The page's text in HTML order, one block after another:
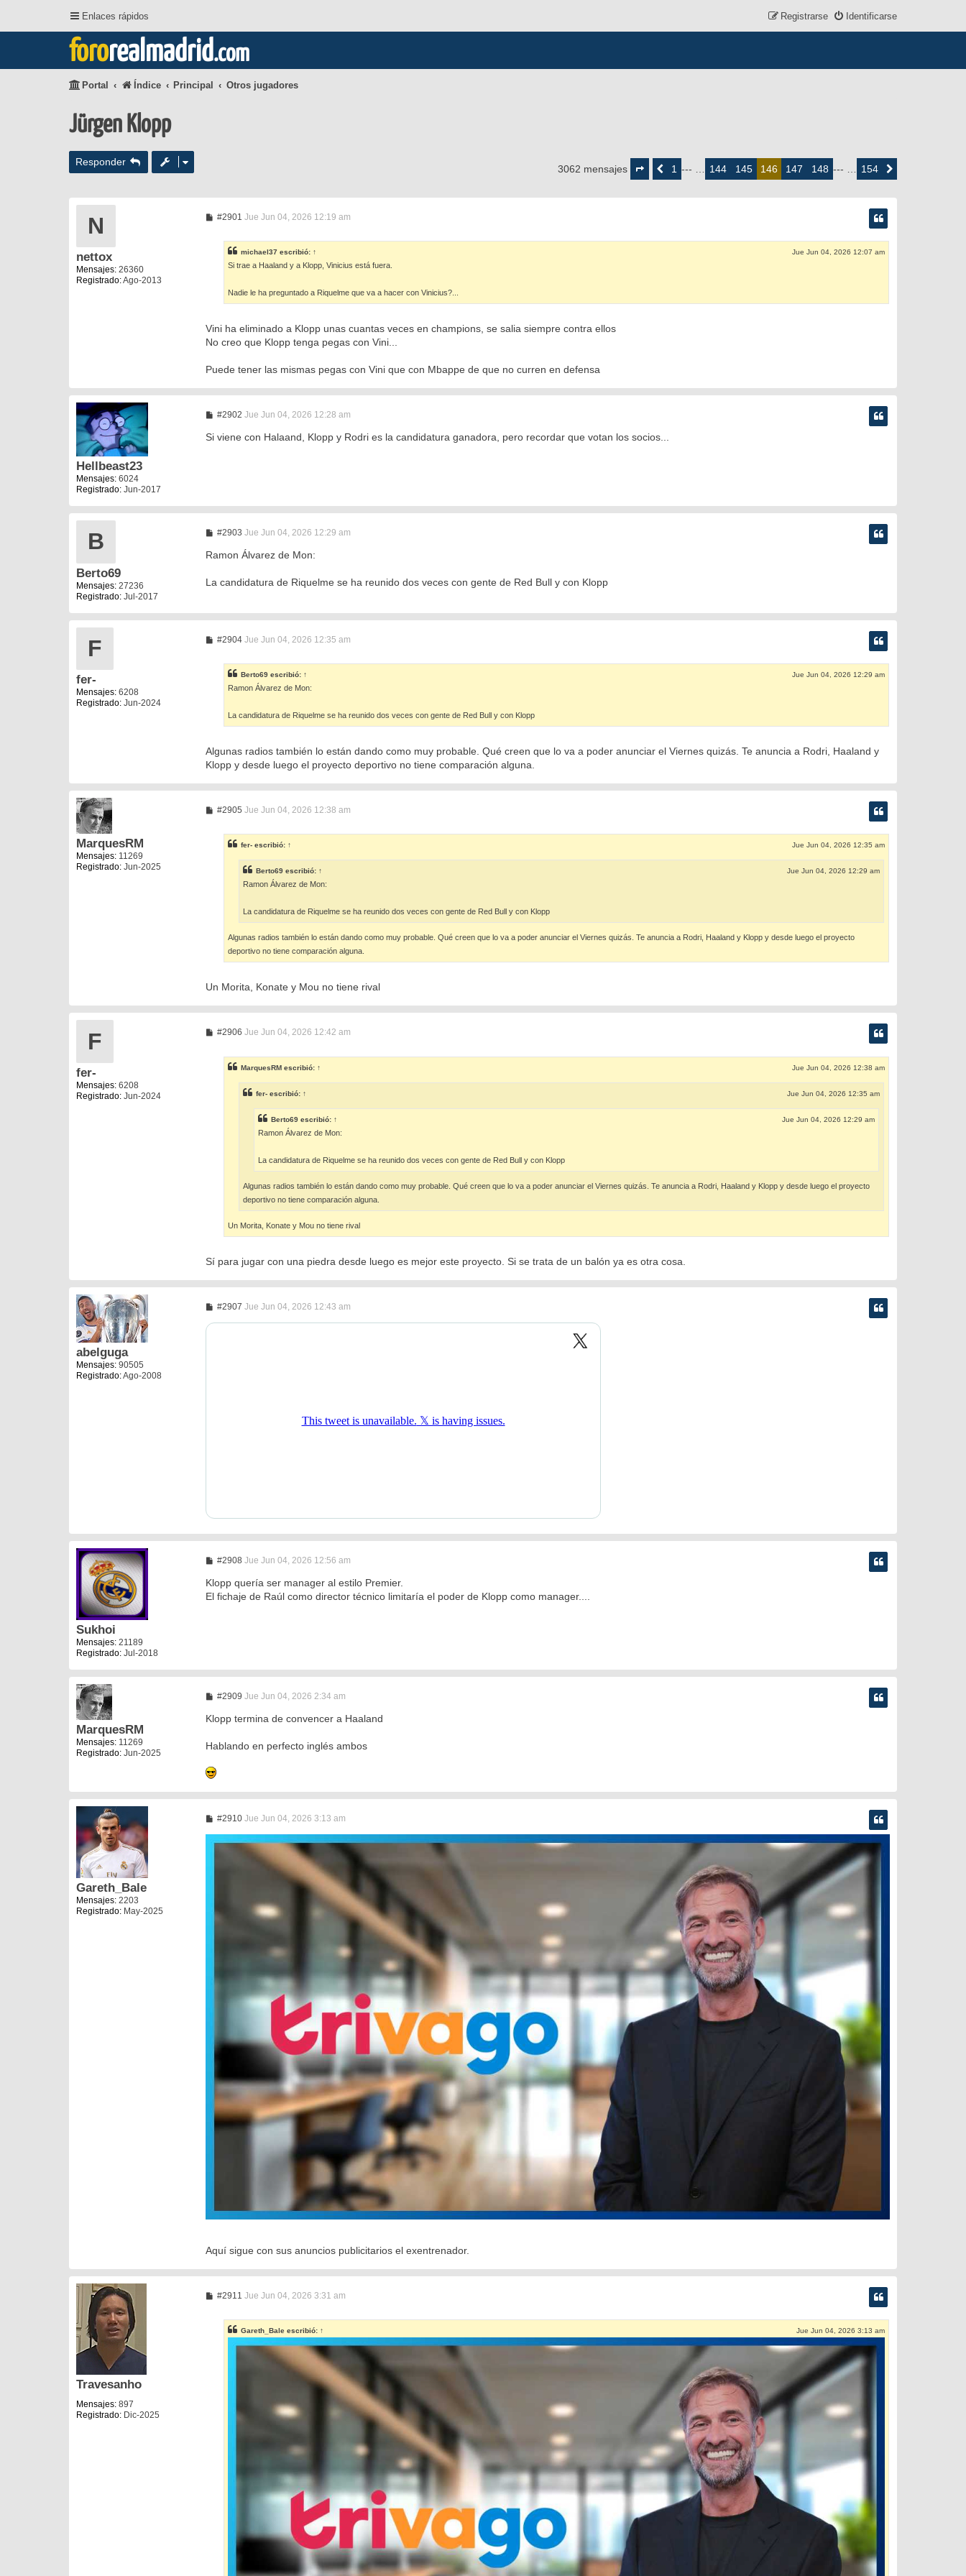
Enlaces rápidos Identificarse
Registrarse
fororealmadrid.com
Portal Índice Principal Otros jugadores
Jürgen Klopp
Responder
3062 mensajes
deAnterior1 --- … 144 145 146 147 148 --- … 154Siguiente
N
nettox
Mensajes: 26360
Registrado:Ago-2013
#2901 M
a
j
Jue Jun 04, 2026 12:19 am
michael37 escribió: ↑ Jue Jun 04, 2026 12:07 am
Si trae a Haaland y a Klopp, Vinicius está fuera.
Nadie le ha preguntado a Riquelme que va a hacer con Vinicius?...
Vini ha eliminado a Klopp unas cuantas veces en champions, se salia siempre contra ellos
No creo que Klopp tenga pegas con Vini...
Puede tener las mismas pegas con Vini que con Mbappe de que no curren en defensa
Hellbeast23
Mensajes: 6024
Registrado: Jun-2017
#2902M
n
Jue Jun 04, 2026 12:28 am
Si viene con Halaand, Klopp y Rodri es la candidatura ganadora, pero recordar que votan los socios...
B
Berto69
Mensajes: 27236
Registrado: Jul-2017
#2903M
n
j
Jue Jun 04, 2026 12:29 am
Ramon Álvarez de Mon:
La candidatura de Riquelme se ha reunido dos veces con gente de Red Bull y con Klopp
F
fer-
Mensajes: 6208
Registrado: Jun-2024
#2904M
a
j
Jue Jun 04, 2026 12:35 am
Berto69 escribió: ↑ Jue Jun 04, 2026 12:29 am
Ramon Álvarez de Mon:
La candidatura de Riquelme se ha reunido dos veces con gente de Red Bull y con Klopp
Algunas radios también lo están dando como muy probable. Qué creen que lo va a poder anunciar el Viernes quizás. Te anuncia a Rodri, Haaland y
Klopp y desde luego el proyecto deportivo no tiene comparación alguna.
MarquesRM
Mensajes: 11269
Registrado: Jun-2025
#2905M
a
j
e
Jue Jun 04, 2026 12:38 am
fer- escribió: ↑ Jue Jun 04, 2026 12:35 am
Berto69 escribió: ↑ Jue Jun 04, 2026 12:29 am
Ramon Álvarez de Mon:
La candidatura de Riquelme se ha reunido dos veces con gente de Red Bull y con Klopp
Algunas radios también lo están dando como muy probable. Qué creen que lo va a poder anunciar el Viernes quizás. Te anuncia a Rodri, Haaland y Klopp y desde luego el proyecto
deportivo no tiene comparación alguna.
Un Morita, Konate y Mou no tiene rival
F
fer-
Mensajes: 6208
Registrado: Jun-2024
#2906M
a
j
e
Jue Jun 04, 2026 12:42 am
MarquesRM escribió: ↑ Jue Jun 04, 2026 12:38 am
fer- escribió: ↑ Jue Jun 04, 2026 12:35 am
Berto69 escribió: ↑ Jue Jun 04, 2026 12:29 am
Ramon Álvarez de Mon:
La candidatura de Riquelme se ha reunido dos veces con gente de Red Bull y con Klopp
Algunas radios también lo están dando como muy probable. Qué creen que lo va a poder anunciar el Viernes quizás. Te anuncia a Rodri, Haaland y Klopp y desde luego el proyecto
deportivo no tiene comparación alguna.
Un Morita, Konate y Mou no tiene rival
Sí para jugar con una piedra desde luego es mejor este proyecto. Si se trata de un balón ya es otra cosa.
abelguga
Mensajes: 90505
Registrado:Ago-2008
#2907M
n
Jue Jun 04, 2026 12:43 am
Sukhoi
Mensajes: 21189
Registrado: Jul-2018
#2908M
n
a
Jue Jun 04, 2026 12:56 am
Klopp quería ser manager al estilo Premier.
El fichaje de Raúl como director técnico limitaría el poder de Klopp como manager....
MarquesRM
Mensajes: 11269
Registrado: Jun-2025
#2909M
n
j
Jue Jun 04, 2026 2:34 am
Klopp termina de convencer a Haaland
Hablando en perfecto inglés ambos
Gareth_Bale
Mensajes: 2203
Registrado: May-2025
#2910M
n
s
Jue Jun 04, 2026 3:13 am
Aquí sigue con sus anuncios publicitarios el exentrenador.
Travesanho
Mensajes: 897
Registrado: Dic-2025
#2911 M
a
j
Jue Jun 04, 2026 3:31 am
Gareth_Bale escribió: ↑ Jue Jun 04, 2026 3:13 am